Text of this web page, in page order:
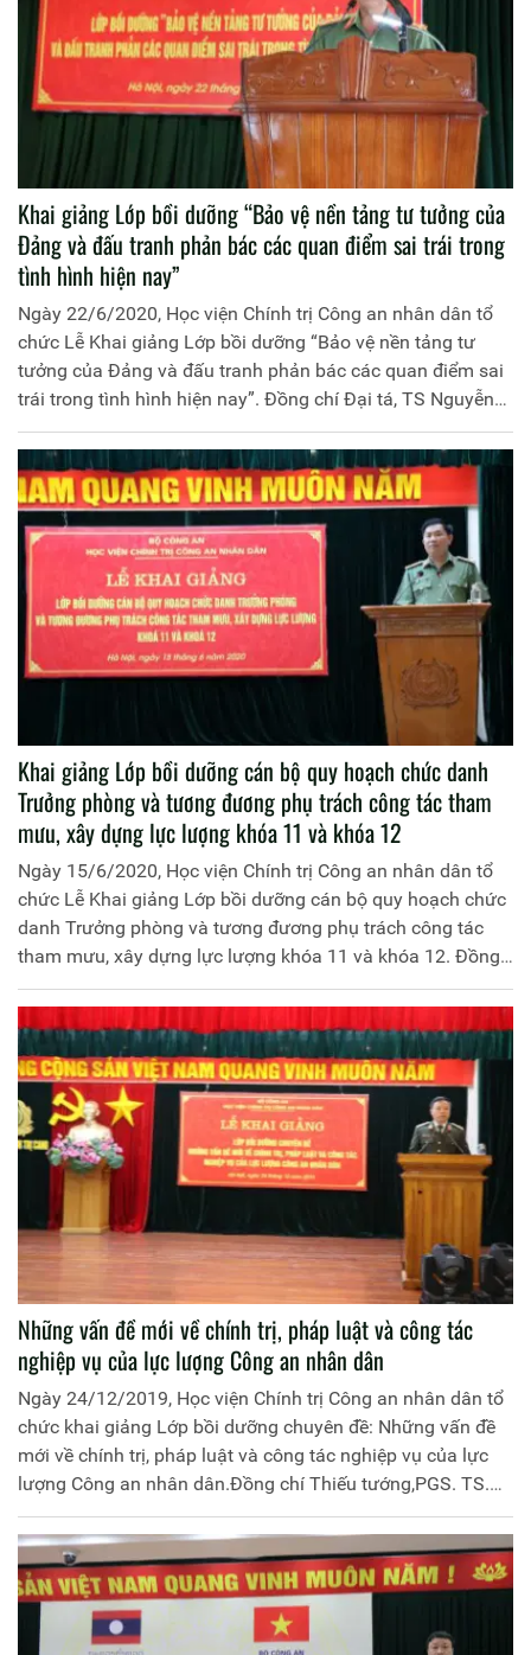
Khai giảng Lớp bồi dưỡng “Bảo vệ nền tảng tư tưởng của
Đảng và đấu tranh phản bác các quan điểm sai trái trong
tình hình hiện nay”
Ngày 22/6/2020, Học viện Chính trị Công an nhân dân tổ
chức Lễ Khai giảng Lớp bồi dưỡng “Bảo vệ nền tảng tư
tưởng của Đảng và đấu tranh phản bác các quan điểm sai
trái trong tình hình hiện nay”. Đồng chí Đại tá, TS Nguyễn
Như Lôi, Phó Giám đốc Học viện chủ trì buổi lễ.
Khai giảng Lớp bồi dưỡng cán bộ quy hoạch chức danh
Trưởng phòng và tương đương phụ trách công tác tham
mưu, xây dựng lực lượng khóa 11 và khóa 12
Ngày 15/6/2020, Học viện Chính trị Công an nhân dân tổ
chức Lễ Khai giảng Lớp bồi dưỡng cán bộ quy hoạch chức
danh Trưởng phòng và tương đương phụ trách công tác
tham mưu, xây dựng lực lượng khóa 11 và khóa 12. Đồng
chí Trung tướng, PGS.TS Trần Vi Dân, Giám đốc Học viện
Chính trị Công an nhân dân chủ trì buổi Lễ. Tham dự Lễ
Khai giảng có các đồng chí: Đại tá Bùi Sơn Hiển, Phó Cục
trưởng Cục Đào tạo; đại diện lãnh đạo đơn vị chức năng
của Học viện và Cục Đào tạo cùng 145 học viên tham dự
hai khóa học.
Những vấn đề mới về chính trị, pháp luật và công tác
nghiệp vụ của lực lượng Công an nhân dân
Ngày 24/12/2019, Học viện Chính trị Công an nhân dân tổ
chức khai giảng Lớp bồi dưỡng chuyên đề: Những vấn đề
mới về chính trị, pháp luật và công tác nghiệp vụ của lực
lượng Công an nhân dân.Đồng chí Thiếu tướng,PGS. TS.
Phan Xuân Tuy, Phó Giám đốc Học viện Chính trị Công an
nhân dân chủ trì buổi lễ. Tham dự còn có các đồng chí đại
diện lãnh đạo các đơn vị thuộc Học viện Chính trị Công an
nhân dân cùng 150 học viên của Lớp Bồi dưỡng.